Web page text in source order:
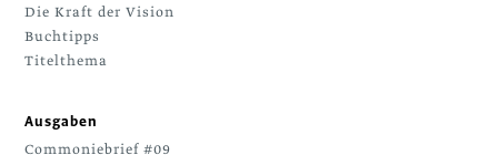
Die Kraft der Vision
Buchtipps
Titelthema
Ausgaben
Commoniebrief #09